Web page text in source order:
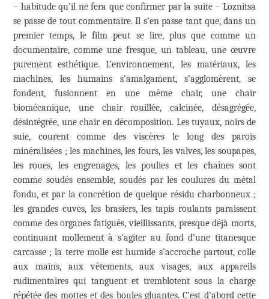
– habitude qu’il ne fera que confirmer par la suite – Loznitsa
se passe de tout commentaire. Il s’en passe tant que, dans un
premier temps, le film peut se lire, plus que comme un
documentaire, comme une fresque, un tableau, une œuvre
purement esthétique. L’environnement, les matériaux, les
machines, les humains s’amalgament, s’agglomèrent, se
fondent, fusionnent en une même chair, une chair
biomécanique, une chair rouillée, calcinée, désagrégée,
désintégrée, une chair en décomposition. Les tuyaux, noirs de
suie, courent comme des viscères le long des parois
minéralisées ; les machines, les fours, les valves, les soupapes,
les roues, les engrenages, les poulies et les chaînes sont
comme soudés ensemble, soudés par les coulures du métal
fondu, et par la concrétion de quelque résidu charbonneux ;
les grandes cuves, les brasiers, les tapis roulants paraissent
comme des organes fatigués, vieillissants, presque déjà morts,
continuant mollement à s’agiter au fond d’une titanesque
carcasse ; la terre molle est humide s’accroche partout, colle
aux mains, aux vêtements, aux visages, aux appareils
rudimentaires qui tanguent et tremblotent sous la charge
répétée des mottes et des boules gluantes. C’est d’abord cette